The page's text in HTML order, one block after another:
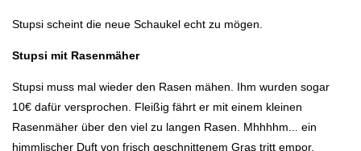
Stupsi scheint die neue Schaukel echt zu mögen.
Stupsi mit Rasenmäher
Stupsi muss mal wieder den Rasen mähen. Ihm wurden sogar
10€ dafür versprochen. Fleißig fährt er mit einem kleinen
Rasenmäher über den viel zu langen Rasen. Mhhhhm... ein
himmlischer Duft von frisch geschnittenem Gras tritt empor.